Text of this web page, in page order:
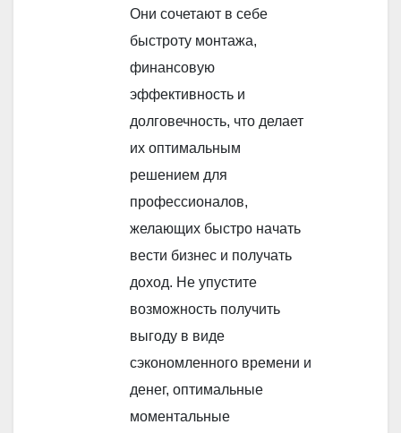
Они сочетают в себе
быстроту монтажа,
финансовую
эффективность и
долговечность, что делает
их оптимальным
решением для
профессионалов,
желающих быстро начать
вести бизнес и получать
доход. Не упустите
возможность получить
выгоду в виде
сэкономленного времени и
денег, оптимальные
моментальные